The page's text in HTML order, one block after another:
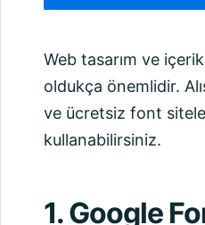
Web tasarım ve
oldukça önemlidir.
ve ücretsiz font
kullanabilirsiniz.
1. Google